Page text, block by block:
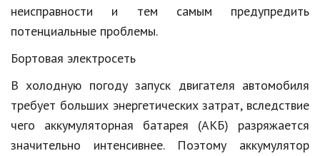
Финансы
Юриспруденция
Природа
Образование
Наука и технологии
неисправности и тем самым предупредить
потенциальные проблемы.
Бортовая электросеть
В холодную погоду запуск двигателя автомобиля
требует больших энергетических затрат, вследствие
чего аккумуляторная батарея (АКБ) разряжается
значительно интенсивнее. Поэтому аккумулятор